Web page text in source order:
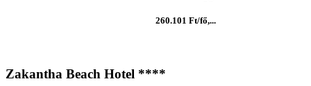
260.101 Ft/fő,...
Zakantha Beach Hotel ****